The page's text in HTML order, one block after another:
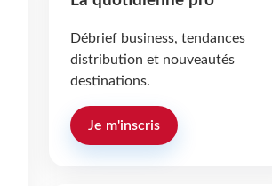
Débrief business, tendances
distribution et nouveautés
destinations.
Je m'inscris